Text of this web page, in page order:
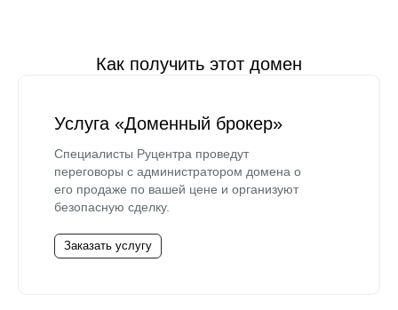
Как получить этот домен
Услуга «Доменный брокер»
Специалисты Руцентра проведут
переговоры с администратором домена о
его продаже по вашей цене и организуют
безопасную сделку.
Заказать услугу